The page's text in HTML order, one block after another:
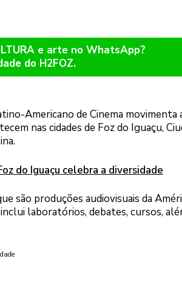
e arte no WhatsApp?
do H2FOZ.
Americano de Cinema movimenta
nas cidades de Foz do Iguaçu,
do Iguaçu celebra a diversidade
são produções audiovisuais da
laboratórios, debates, cursos,